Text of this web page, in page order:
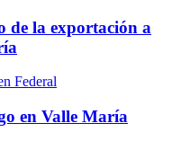
de la exportación a
Federal
en Valle María